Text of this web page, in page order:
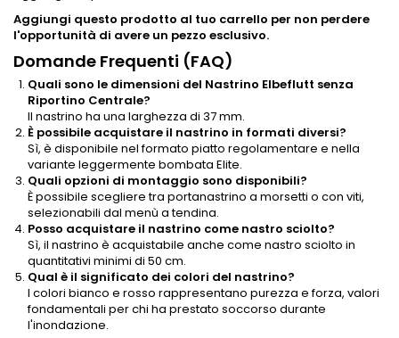
Aggiungi questo prodotto al tuo carrello per non perdere
l'opportunità di avere un pezzo esclusivo.
Domande Frequenti (FAQ)
Quali sono le dimensioni del Nastrino Elbeflutt senza
Riportino Centrale?
Il nastrino ha una larghezza di 37 mm.
È possibile acquistare il nastrino in formati diversi?
Sì, è disponibile nel formato piatto regolamentare e nella
variante leggermente bombata Elite.
Quali opzioni di montaggio sono disponibili?
È possibile scegliere tra portanastrino a morsetti o con viti,
selezionabili dal menù a tendina.
Posso acquistare il nastrino come nastro sciolto?
Sì, il nastrino è acquistabile anche come nastro sciolto in
quantitativi minimi di 50 cm.
Qual è il significato dei colori del nastrino?
I colori bianco e rosso rappresentano purezza e forza, valori
fondamentali per chi ha prestato soccorso durante
l'inondazione.